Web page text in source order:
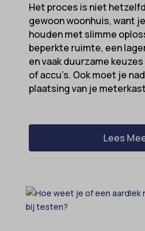
Het proces is niet
gewoon woonhuis, want
houden met slimme
beperkte ruimte, een
en vaak duurzame
of accu’s. Ook moet je
plaatsing van je
Lees